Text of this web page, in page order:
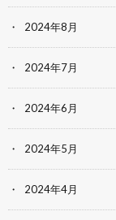
2024年8月
2024年7月
2024年6月
2024年5月
2024年4月